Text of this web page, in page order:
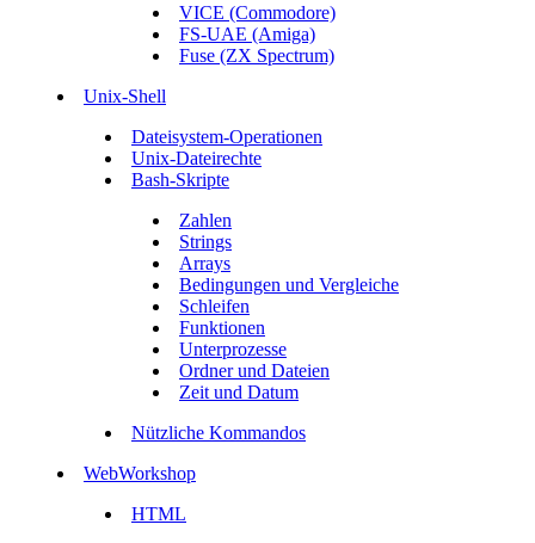
VICE (Commodore)
FS-UAE (Amiga)
Fuse (ZX Spectrum)
Unix-Shell
Dateisystem-Operationen
Unix-Dateirechte
Bash-Skripte
Zahlen
Strings
Arrays
Bedingungen und Vergleiche
Schleifen
Funktionen
Unterprozesse
Ordner und Dateien
Zeit und Datum
Nützliche Kommandos
WebWorkshop
HTML